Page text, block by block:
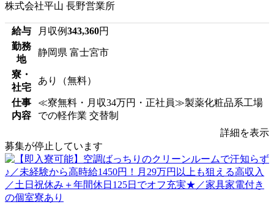
株式会社平山 長野営業所
給与 月収例343,360円
勤務
地
静岡県 富士宮市
寮・
社宅
あり（無料）
仕事
内容
≪寮無料・月収34万円・正社員≫製薬化粧品系工場
での軽作業 交替制
詳細を表示
募集が停止しています